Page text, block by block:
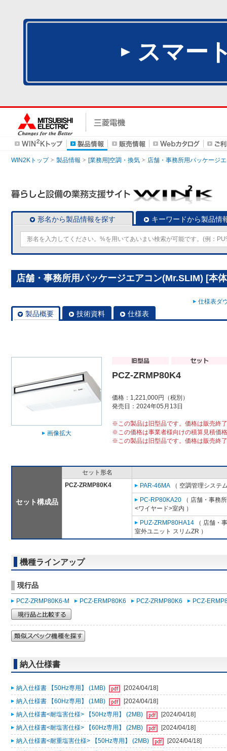
スマー
WIN2Kトップ 製品情報 [業務用]空調・換気 店舗・事務所用パッケージ
形名から製品情報を探す キーワードから製品情
店舗・事務所用パッケージエアコン(Mr.SLIM) [本
仕様表ダ
製品概要 技術資料 仕様表
画像拡大
PCZ-ZRMP80K4
価格：1,221,000円（税別）
発売日：2024年05月13日
※この製品は旧型品です。価格は販売終
※この価格は事業者様向けの積算見積価
※この製品は旧型品です。価格は販売終
セット構成品
セット形名
PCZ-ZRMP80K4
PAR-46MA （ 空調管理システ
PC-RP80KA20 （ 店舗・事務
<ワイヤード>室内 ）
PUZ-ZRMP80HA14 （ 店舗・
室外ユニット スリムZR ）
機種ラインアップ
現行品
PCZ-ZRMP80K6-M PCZ-ERMP80K6 PCZ-ZRMP80K6 PCZ-
納入仕様書
納入仕様書 【50Hz専用】 (1MB)
[2024/04/18]
納入仕様書 【60Hz専用】 (1MB)
[2024/04/18]
納入仕様書<耐塩害仕様> 【50Hz専用】 (2MB)
[2024/04/18]
納入仕様書<耐塩害仕様> 【60Hz専用】 (2MB)
[2024/04/18]
納入仕様書<耐重塩害仕様> 【50Hz専用】 (2MB)
[2024/04/18]